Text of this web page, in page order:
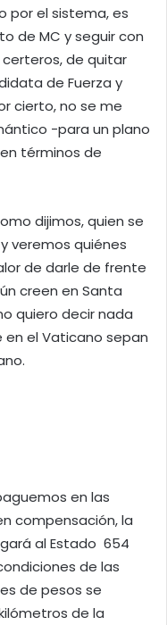
por el sistema, es
de MC y seguir con
de quitar
de Fuerza y
cierto, no se me
-para un plano
términos de
dijimos, quien se
veremos quiénes
de darle de frente
creen en Santa
quiero decir nada
en el Vaticano sepan
en las
compensación, la
al Estado 654
de las
de pesos se
de la